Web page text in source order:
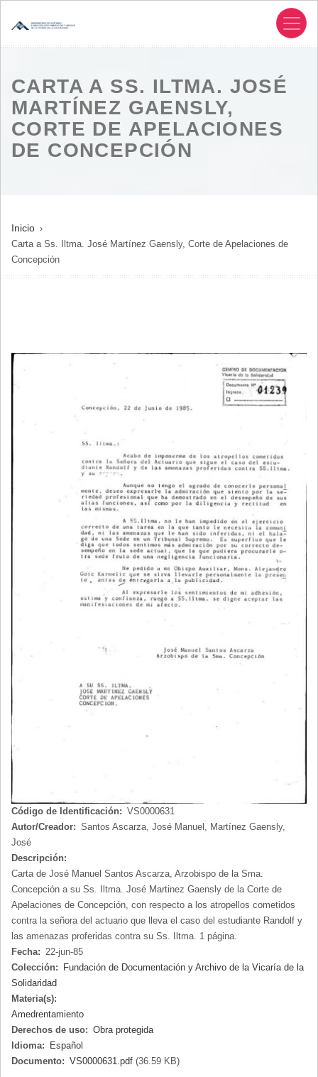
CARTA A SS. ILTMA. JOSÉ
MARTÍNEZ GAENSLY,
CORTE DE APELACIONES
DE CONCEPCIÓN
SOBRESCRIBIR
ENLACES
DE
Inicio
Carta a Ss. Iltma. José Martínez Gaensly, Corte de Apelaciones de
Concepción
Código de Identificación: VS0000631
Autor/Creador: Santos Ascarza, José Manuel, Martínez Gaensly,
José
Descripción:
Carta de José Manuel Santos Ascarza, Arzobispo de la Sma.
Concepción a su Ss. Iltma. José Martinez Gaensly de la Corte de
Apelaciones de Concepción, con respecto a los atropellos cometidos
contra la señora del actuario que lleva el caso del estudiante Randolf y
las amenazas proferidas contra su Ss. Iltma. 1 página.
Fecha: 22-jun-85
Colección:
Fundación de Documentación y Archivo de la Vicaría de la
Solidaridad
Materia(s):
Amedrentamiento
Derechos de uso: Obra protegida
Idioma:
Español
Documento: VS0000631.pdf (36.59 KB)